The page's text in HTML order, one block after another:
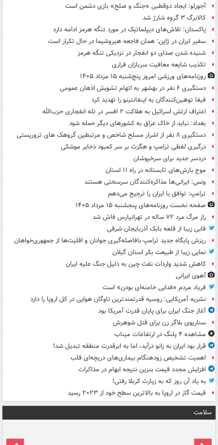
آجورلو: ایجاد دوقطبی «جنگ و صلح‌» بازی دشمن است
کالابرگ ۳ گروه شارژ شد
پاکستان: تلاش‌های دیپلماتیک در مورد تنگه هرمز ادامه دارد
سفیر ایران در ژاپن: همان فاجعه هیروشیما در حال تکرار است
شنیده شدن صدای دو انفجار در نزدیکی تنگه هرمز
تکذیب شایعه معافیت سربازان فراری
روزنامه‌های ورزشی امروز پنج‌شنبه ۱۵ مرداد ۱۴۰۵
دستگیری ۶ نفر در بهشهر به اتهام تشویش اذهان عمومی
فیفا توهین‌کنندگان به اینفانتینو را تهدید کرد
اعتراف ارتش اسرائیل به هلاکت ۲ افسر در تله انفجاری حزب‌الله
بغداد: نباید از خاک عراق به کشورهای دیگر حمله شود
دستگیری ۸ نفر از اشرار مسلح شاخص و مرتبطین گروهک های تروریستی
درگیری لفظی ترامپ و هگزث بر سر کمبود ذخایر موشکی
دردسر جدید برای سرخپوشان
موج بارش‌های تابستانه در راه ۱۱ استان
ونس: ایرانی‌ها مذاکره‌کنندگان سرسختی هستند
ترامپ: توافق با ایران را ترجیح می‌دهم
صفحه نخست روزنامه‌های پنجشنبه ۱۵ مرداد ۱۴۰۵
راز مرگ مرد ۷۲ ساله در تهرانپارس فاش شد
قابی زیبا از قلعه بابک آذربایجان شرقی
ریزش پایگاه جدید ترامپ بافاصله‌گیری جوانان و اقلیت‌ها از جمهوری‌خواهان
نمایی زیبا از طبیعت بکر استان گیلان
کاهش شدید واردات نفت چین به دلیل جنگ علیه ایران
آهوی ایرانی
فریاد مردم «فدایی خامنه‌ای بودن» است
نشریه آمریکایی: روسیه قدرتمندترین ناوگان هوایی در کل اروپا را دارد
آغاز جنگ ایران برای پایان قدرت آمریکا بود
سناریوی بلاگر زن برای قتل شوهرش
مشاهده ۴ پلنگ در ارتفاعات میناب
قرار بود ایران به زانو درآید، اما به ابرقدرت منطقه تبدیل شد!
اهمیت تشخیص زودهنگام بیماری‌های دریچه‌ای قلب
افزایش مجدد قیمت بنزین نتیجه ابهام در مذاکرات
به یاد آن روز که به زیارت کربلا رفتی!
قیمت گاز در اروپا به بالاترین سطح خود از ۲۰۲۳ رسید
سلامت